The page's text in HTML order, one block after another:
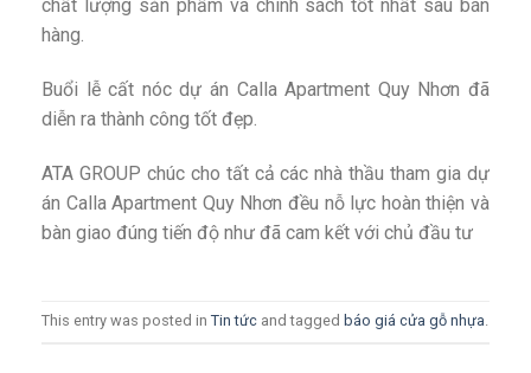
chất lượng sản phẩm và chính sách tốt nhất sau bán
hàng.
Buổi lễ cất nóc dự án Calla Apartment Quy Nhơn đã
diễn ra thành công tốt đẹp.
ATA GROUP chúc cho tất cả các nhà thầu tham gia dự
án Calla Apartment Quy Nhơn đều nỗ lực hoàn thiện và
bàn giao đúng tiến độ như đã cam kết với chủ đầu tư
This entry was posted in Tin tức and tagged báo giá cửa gỗ nhựa